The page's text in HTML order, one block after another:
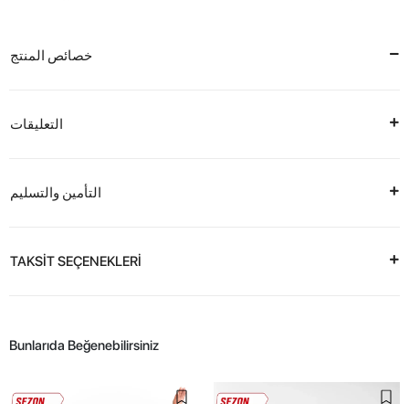
خصائص المنتج
التعليقات
التأمين والتسليم
TAKSİT SEÇENEKLERİ
Bunlarıda Beğenebilirsiniz